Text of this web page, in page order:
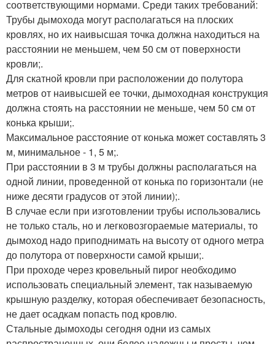
соответствующими нормами. Среди таких требований:
Трубы дымохода могут располагаться на плоских
кровлях, но их наивысшая точка должна находиться на
расстоянии не меньшем, чем 50 см от поверхности
кровли;.
Для скатной кровли при расположении до полутора
метров от наивысшей ее точки, дымоходная конструкция
должна стоять на расстоянии не меньше, чем 50 см от
конька крыши;.
Максимальное расстояние от конька может составлять 3
м, минимальное - 1, 5 м;.
При расстоянии в 3 м трубы должны располагаться на
одной линии, проведенной от конька по горизонтали (не
ниже десяти градусов от этой линии);.
В случае если при изготовлении трубы использовались
не только сталь, но и легковозгораемые материалы, то
дымоход надо приподнимать на высоту от одного метра
до полутора от поверхности самой крыши;.
При проходе через кровельный пирог необходимо
использовать специальный элемент, так называемую
крышную разделку, которая обеспечивает безопасность,
не дает осадкам попасть под кровлю.
Стальные дымоходы сегодня одни из самых